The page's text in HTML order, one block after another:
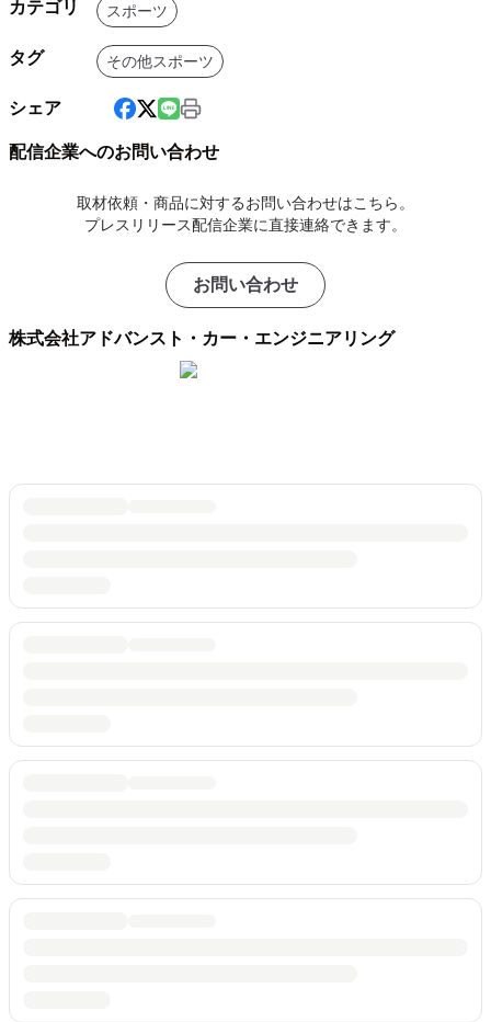
カテゴリ スポーツ
タグ その他スポーツ
シェア
配信企業へのお問い合わせ
取材依頼・商品に対するお問い合わせはこちら。
プレスリリース配信企業に直接連絡できます。
お問い合わせ
株式会社アドバンスト・カー・エンジニアリング